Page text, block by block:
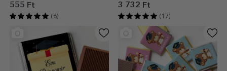
diplomásoknak
555 Ft
(6)
szöveggel a diplomások
számára
3 732 Ft
(17)